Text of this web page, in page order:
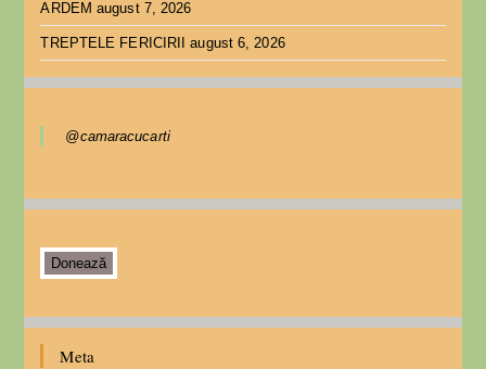
ARDEM august 7, 2026
TREPTELE FERICIRII august 6, 2026
@camaracucarti
Donează
Meta